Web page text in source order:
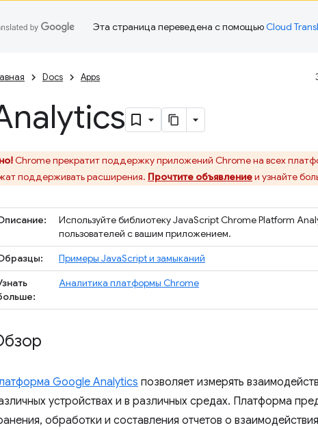
Эта страница переведена с помощьюCloud
Docs Apps
Chrome прекратит поддержку приложений Chrome на всех
поддерживать расширения. Прочтите объявлениеи узнайте
Используйте библиотеку JavaScript Chrome Platform
пользователей с вашим приложением.
Примеры JavaScript и замыканий
Аналитика платформы Chrome
Google Analytics позволяет измерять
устройствах и в различных средах. Платформа
обработки и составления отчетов о